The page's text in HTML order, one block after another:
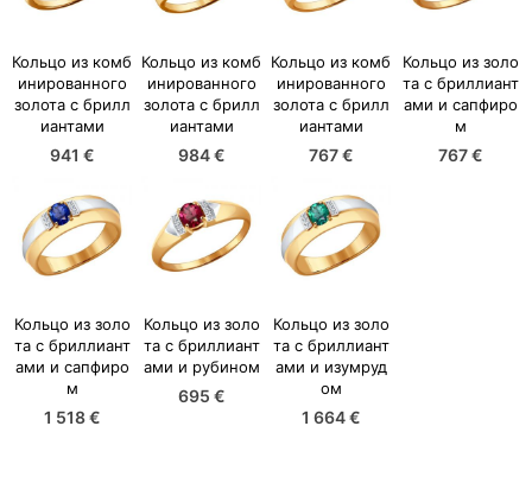
Кольцо из комб
инированного
золота с брилл
иантами
941 €
Кольцо из комб
инированного
золота с брилл
иантами
984 €
Кольцо из комб
инированного
золота с брилл
иантами
767 €
Кольцо из золо
та с бриллиант
ами и сапфиро
м
767 €
Кольцо из золо
та с бриллиант
ами и сапфиро
м
1 518 €
Кольцо из золо
та с бриллиант
ами и рубином
695 €
Кольцо из золо
та с бриллиант
ами и изумруд
ом
1 664 €